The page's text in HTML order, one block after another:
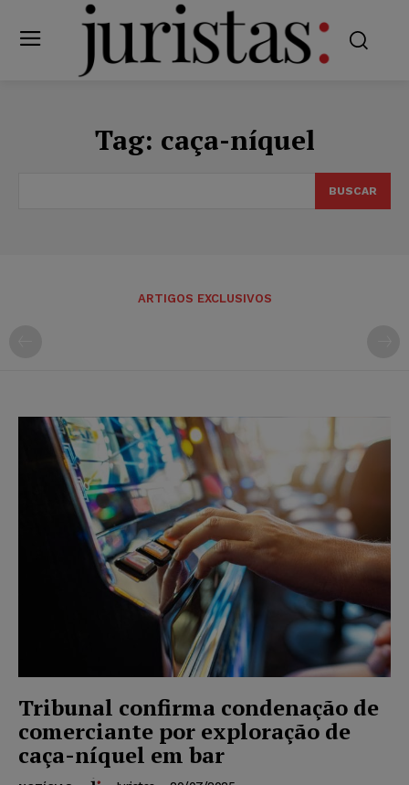
Tag: caça-níquel
BUSCAR
ARTIGOS EXCLUSIVOS
Tribunal confirma condenação de
comerciante por exploração de
caça-níquel em bar